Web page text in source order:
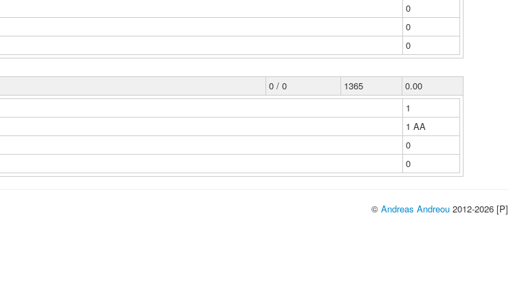
0
0
0
0 / 0 1365
0.00
1
1 ΑΑ
0
0
© Andreas Andreou 2012-2026 [P]